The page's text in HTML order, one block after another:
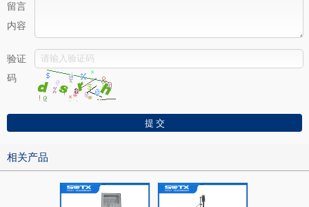
留言
内容
验证
码
相关产品